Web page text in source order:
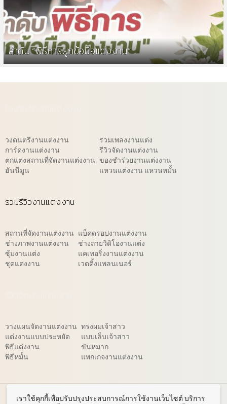
เราใช้คุกกี้เพื่อปรับปรุงประสบการณ์การใช้งานเว็บไซต์ บริการ
ลำดับ “พิธีการผูกข้อมือแต่งงาน”
วงดนตรีงานแต่งงาน
การ์ดงานแต่งงาน
ตกแต่งสถานที่จัดงานแต่งงาน
ฮันนีมูน
รวมเพลงงานแต่ง
รีวิวจัดงานแต่งงาน
ของชำร่วยงานแต่งงาน
แหวนแต่งงาน แหวนหมั้น
รวมรีวิวงานแต่งงาน
สถานที่จัดงานแต่งงาน
ช่างภาพงานแต่งงาน
ซุ้มงานแต่ง
ชุดแต่งงาน
แบ็คดรอปงานแต่งงาน
ช่างถ่ายวิดิโองานแต่ง
แคเทอริ่งงานแต่งงาน
เวดดิ้งแพลนเนอร์
วางแผนจัดงานแต่งงาน
แต่งงานแบบประหยัด
พิธีแต่งงาน
พิธีหมั้น
ทรงผมเจ้าสาว
แบบเล็บเจ้าสาว
ขันหมาก
แพกเกจงานแต่งงาน
© 2026 WeddingReview.net